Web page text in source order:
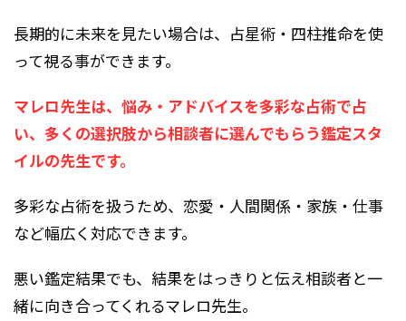
長期的に未来を見たい場合は、占星術・四柱推命を使
って視る事ができます。
マレロ先生は、悩み・アドバイスを多彩な占術で占
い、多くの選択肢から相談者に選んでもらう鑑定スタ
イルの先生です。
多彩な占術を扱うため、恋愛・人間関係・家族・仕事
など幅広く対応できます。
悪い鑑定結果でも、結果をはっきりと伝え相談者と一
緒に向き合ってくれるマレロ先生。